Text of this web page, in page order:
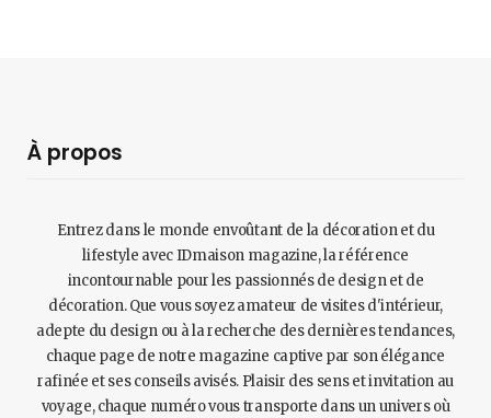
À propos
Entrez dans le monde envoûtant de la décoration et du
lifestyle avec IDmaison magazine, la référence
incontournable pour les passionnés de design et de
décoration. Que vous soyez amateur de visites d'intérieur,
adepte du design ou à la recherche des dernières tendances,
chaque page de notre magazine captive par son élégance
rafinée et ses conseils avisés. Plaisir des sens et invitation au
voyage, chaque numéro vous transporte dans un univers où